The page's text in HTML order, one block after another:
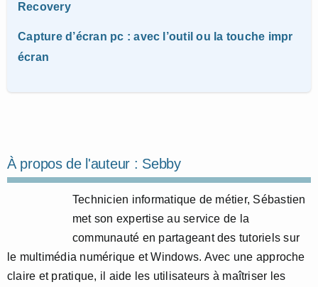
Recovery
Capture d’écran pc : avec l’outil ou la touche impr
écran
À propos de l'auteur : Sebby
Technicien informatique de métier, Sébastien
met son expertise au service de la
communauté en partageant des tutoriels sur
le multimédia numérique et Windows. Avec une approche
claire et pratique, il aide les utilisateurs à maîtriser les